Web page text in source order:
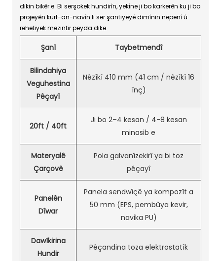
dikin bikêr e. Bi serşokek hundirîn, yekîne ji bo karkerên ku ji bo
projeyên kurt-an-navîn li ser şantiyeyê dimînin nepenî û
rehetiyek mezintir peyda dike.
Şanî Taybetmendî
Bilindahiya
Veguhestina
Pêçayî
Nêzîkî 410 mm (41 cm / nêzîkî 16
înç)
20ft / 40ft
Ji bo 2–4 kesan / 4-8 kesan
minasib e
Materyalê
Çarçovê
Pola galvanîzekirî ya bi toz
pêçayî
Panelên
Dîwar
Panela sendwîçê ya kompozît a
50 mm (EPS, pembûya kevir,
navika PU)
Dawîkirina
Hundir
Pêçandina toza elektrostatîk